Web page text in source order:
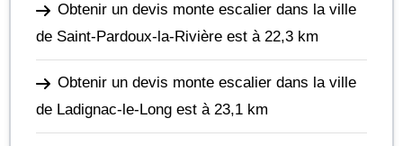
Obtenir un devis monte escalier dans la ville
de Saint-Pardoux-la-Rivière est à 22,3 km
Obtenir un devis monte escalier dans la ville
de Ladignac-le-Long est à 23,1 km